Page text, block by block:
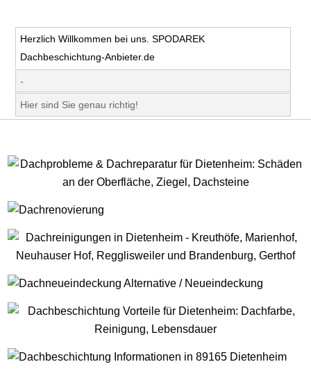
Herzlich Willkommen bei uns. SPODAREK
Dachbeschichtung-Anbieter.de
-
Hier sind Sie genau richtig!